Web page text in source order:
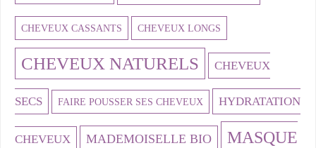
CHEVEUX CASSANTS CHEVEUX LONGS
CHEVEUX NATURELS CHEVEUX
SECS FAIRE POUSSER SES CHEVEUX HYDRATATION
CHEVEUX MADEMOISELLE BIO
MASQUE